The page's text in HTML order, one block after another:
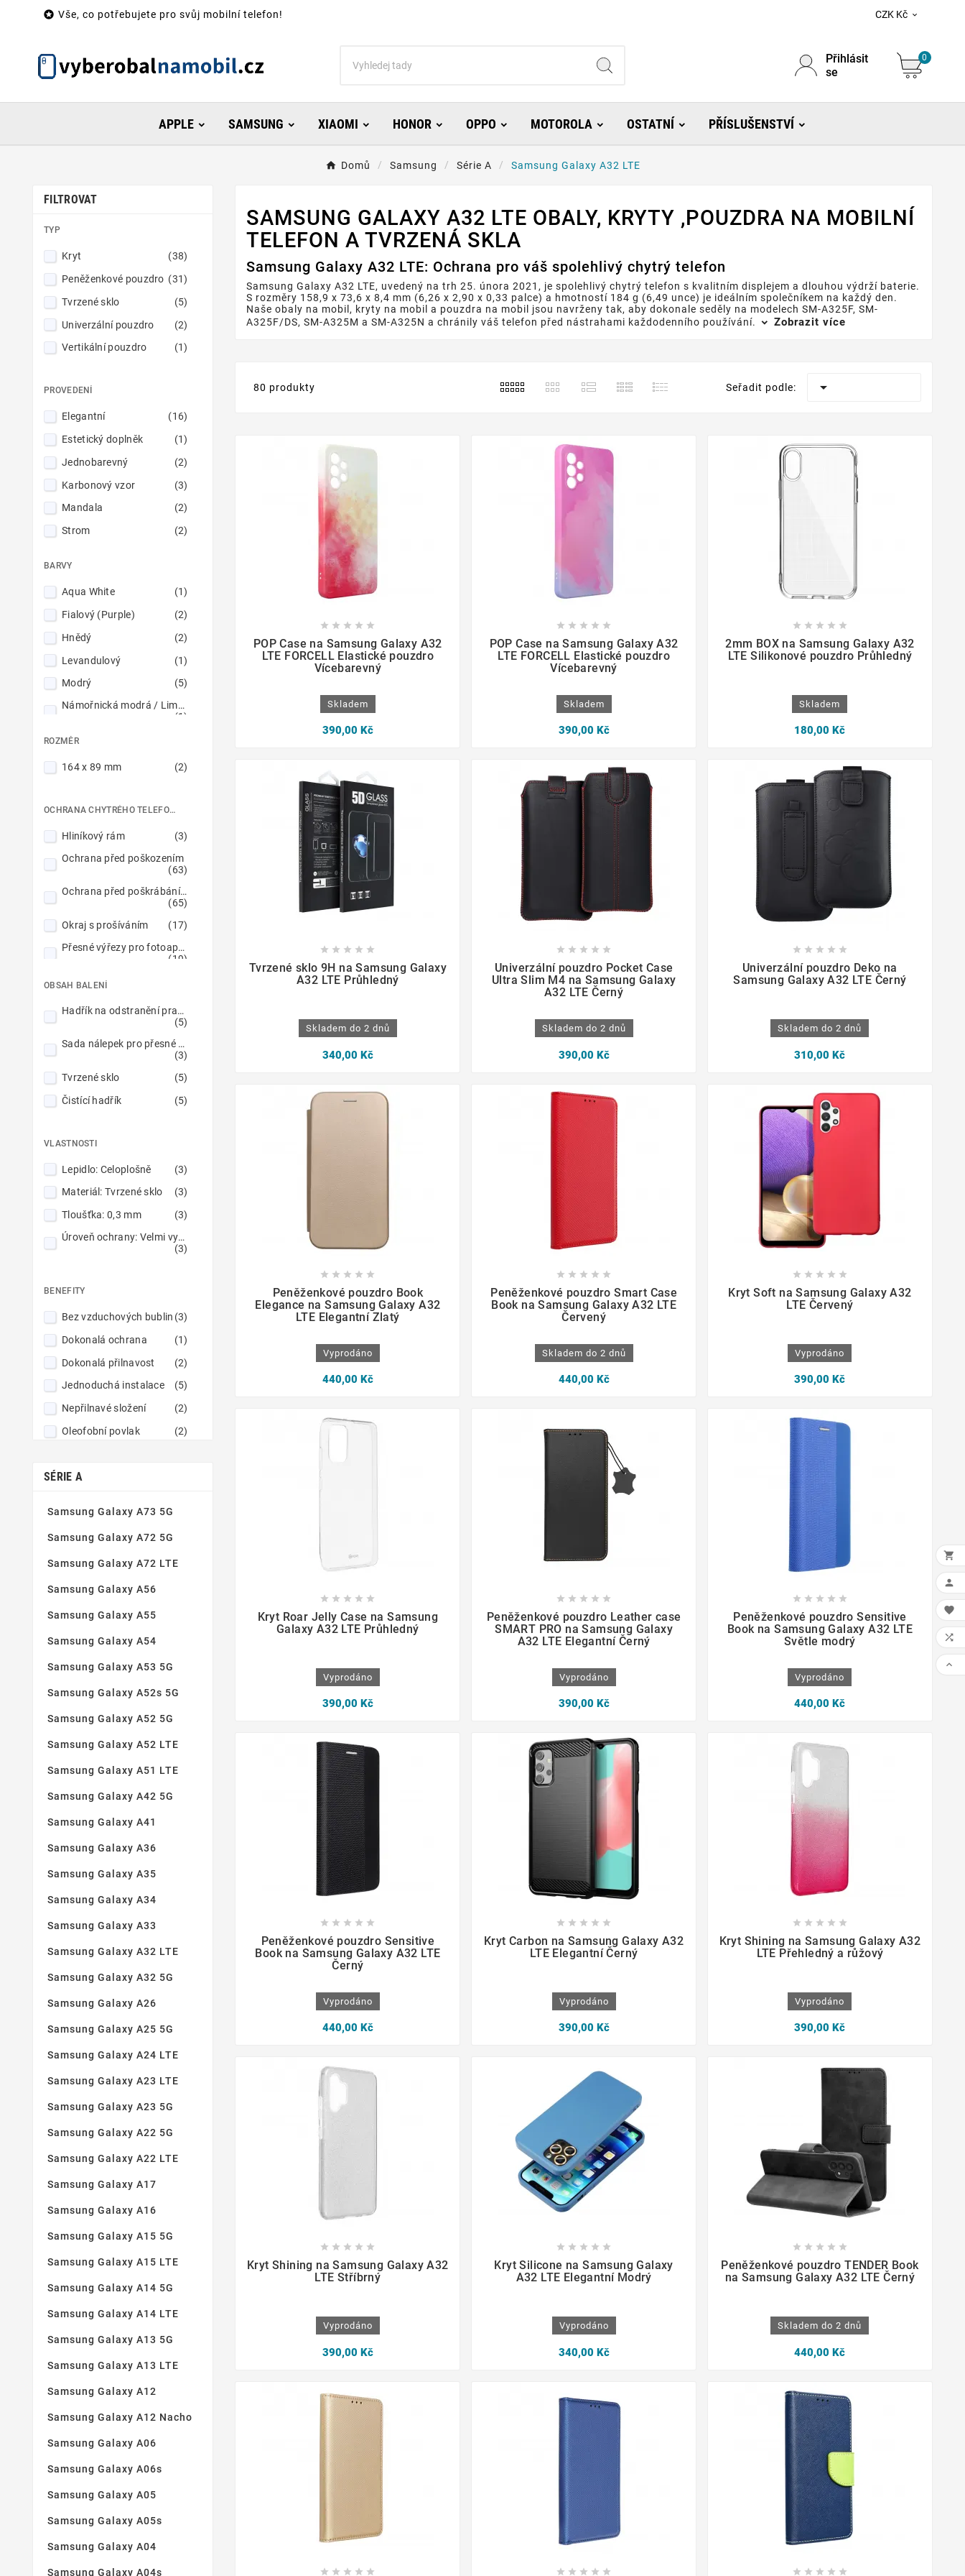
 Vše, co potřebujete pro svůj mobilní telefon! CZK Kč 
Přihlásit
se
0
APPLE SAMSUNG XIAOMI HONOR OPPO MOTOROLA OSTATNÍ PŘÍSLUŠENSTVÍ
Domů Samsung Série A Samsung Galaxy A32 LTE
FILTROVAT
TYP
Kryt
(38)
Peněženkové pouzdro (31)
Tvrzené sklo
(5)
Univerzální pouzdro
(2)
Vertikální pouzdro
(1)
PROVEDENÍ
Elegantní
(16)
Estetický doplněk
(1)
Jednobarevný
(2)
Karbonový vzor
(3)
Mandala
(2)
Strom
(2)
BARVY
Aqua White
(1)
Fialový (Purple)
(2)
Hnědý
(2)
Levandulový
(1)
Modrý
(5)
Námořnická modrá / Limetkovo zelený
(1)
Průhledný
Pudrově růžový
(1)
Přehledný a růžový
Růžovo-zlatý
(2)
Růžový
(1)
(1)
Světle modrý
(2)
Světle růžový
(1)
Světle zelený
(1)
Tmavě zelený
Tmavší modrý
(1)
(2)
Černý
(22)
Červený
(3)
ROZMĚR
164 x 89 mm (2)
OCHRANA CHYTRÉHO TELEFONU
Hliníkový rám
(3)
Ochrana před poškozením
(63)
Ochrana před poškrábáním
(65)
Okraj s prošíváním
(17)
Přesné výřezy pro fotoaparáty
(19)
Vyvýšené okraje
Vyztužené rohy
(7)
Zesílené lemy
(9)
Zvýšená hrana pro fotoaparáty
(12)
OBSAH BALENÍ
Hadřík na odstranění prachu
(5)
Sada nálepek pro přesné umístění
(3)
Tvrzené sklo
(5)
Čistící hadřík
(5)
VLASTNOSTI
Lepidlo: Celoplošně
(3)
Materiál: Tvrzené sklo
(3)
Tloušťka: 0,3 mm
(3)
Úroveň ochrany: Velmi vysoká
(3)
BENEFITY
Bez vzduchových bublin (3)
Dokonalá ochrana
(1)
Dokonalá přilnavost
(2)
Jednoduchá instalace
(5)
Nepřilnavé složení
(2)
Oleofobní povlak
(2)
Tvrzené sklo 9H
Zaoblené hrany
SÉRIE A
Samsung Galaxy A73 5G
Samsung Galaxy A72 5G
Samsung Galaxy A72 LTE
Samsung Galaxy A56
Samsung Galaxy A55
Samsung Galaxy A54
Samsung Galaxy A53 5G
Samsung Galaxy A52s 5G
Samsung Galaxy A52 5G
Samsung Galaxy A52 LTE
Samsung Galaxy A51 LTE
Samsung Galaxy A42 5G
Samsung Galaxy A41
Samsung Galaxy A36
Samsung Galaxy A35
Samsung Galaxy A34
Samsung Galaxy A33
Samsung Galaxy A32 LTE
Samsung Galaxy A32 5G
Samsung Galaxy A26
Samsung Galaxy A25 5G
Samsung Galaxy A24 LTE
Samsung Galaxy A23 LTE
Samsung Galaxy A23 5G
Samsung Galaxy A22 5G
Samsung Galaxy A22 LTE
Samsung Galaxy A17
Samsung Galaxy A16
Samsung Galaxy A15 5G
Samsung Galaxy A15 LTE
Samsung Galaxy A14 5G
Samsung Galaxy A14 LTE
Samsung Galaxy A13 5G
Samsung Galaxy A13 LTE
Samsung Galaxy A12
Samsung Galaxy A12 Nacho
Samsung Galaxy A06
Samsung Galaxy A06s
Samsung Galaxy A05
Samsung Galaxy A05s
Samsung Galaxy A04
Samsung Galaxy A04s
SAMSUNG GALAXY A32 LTE OBALY, KRYTY ,POUZDRA NA MOBILNÍ
TELEFON A TVRZENÁ SKLA
Samsung Galaxy A32 LTE: Ochrana pro váš spolehlivý chytrý telefon
Samsung Galaxy A32 LTE, uvedený na trh 25. února 2021, je spolehlivý chytrý telefon s kvalitním displejem a dlouhou výdrží baterie.
S rozměry 158,9 x 73,6 x 8,4 mm (6,26 x 2,90 x 0,33 palce) a hmotností 184 g (6,49 unce) je ideálním společníkem na každý den.
Naše obaly na mobil, kryty na mobil a pouzdra na mobil jsou navrženy tak, aby dokonale seděly na modelech SM-A325F, SM-
A325F/DS, SM-A325M a SM-A325N a chránily váš telefon před nástrahami každodenního používání.
Zobrazit více
80 produkty Seřadit podle: 
    
POP Case na Samsung Galaxy A32
LTE FORCELL Elastické pouzdro
Vícebarevný
Skladem
390,00 Kč
    
POP Case na Samsung Galaxy A32
LTE FORCELL Elastické pouzdro
Vícebarevný
Skladem
390,00 Kč
    
2mm BOX na Samsung Galaxy A32
LTE Silikonové pouzdro Průhledný
Skladem
180,00 Kč
    
Tvrzené sklo 9H na Samsung Galaxy
A32 LTE Průhledný
Skladem do 2 dnů
340,00 Kč
    
Univerzální pouzdro Pocket Case
Ultra Slim M4 na Samsung Galaxy
A32 LTE Černý
Skladem do 2 dnů
390,00 Kč
    
Univerzální pouzdro Deko na
Samsung Galaxy A32 LTE Černý
Skladem do 2 dnů
310,00 Kč
 
    
Peněženkové pouzdro Book
Elegance na Samsung Galaxy A32
LTE Elegantní Zlatý
Vyprodáno
440,00 Kč
 
    
Peněženkové pouzdro Smart Case
Book na Samsung Galaxy A32 LTE
Červený
Skladem do 2 dnů
440,00 Kč
 
    
Kryt Soft na Samsung Galaxy A32
LTE Červený
Vyprodáno
390,00 Kč
    
Kryt Roar Jelly Case na Samsung
Galaxy A32 LTE Průhledný
Vyprodáno
390,00 Kč
    
Peněženkové pouzdro Leather case
SMART PRO na Samsung Galaxy
A32 LTE Elegantní Černý
Vyprodáno
390,00 Kč
    
Peněženkové pouzdro Sensitive
Book na Samsung Galaxy A32 LTE
Světle modrý
Vyprodáno
440,00 Kč
    
Peněženkové pouzdro Sensitive
Book na Samsung Galaxy A32 LTE
Černý
Vyprodáno
440,00 Kč
    
Kryt Carbon na Samsung Galaxy A32
LTE Elegantní Černý
Vyprodáno
390,00 Kč
    
Kryt Shining na Samsung Galaxy A32
LTE Přehledný a růžový
Vyprodáno
390,00 Kč
    
Kryt Shining na Samsung Galaxy A32
LTE Stříbrný
Vyprodáno
390,00 Kč
    
Kryt Silicone na Samsung Galaxy
A32 LTE Elegantní Modrý
Vyprodáno
340,00 Kč
    
Peněženkové pouzdro TENDER Book
na Samsung Galaxy A32 LTE Černý
Skladem do 2 dnů
440,00 Kč
              




